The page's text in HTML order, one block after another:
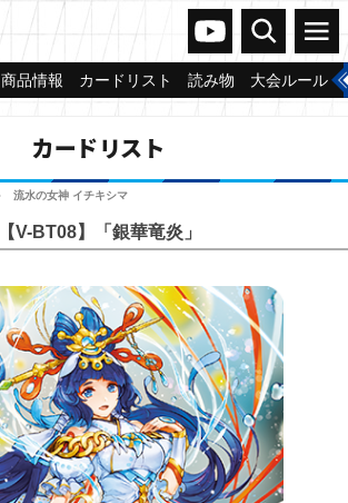
ヴァンガードch
検索 メニュー
商品情報 カードリスト 読み物 大会ルール
カードリスト
流水の女神 イチキシマ
【V-BT08】「銀華竜炎」